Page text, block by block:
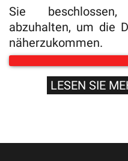
Sie
abzuhalten, um die
näherzukommen.
LESEN SIE